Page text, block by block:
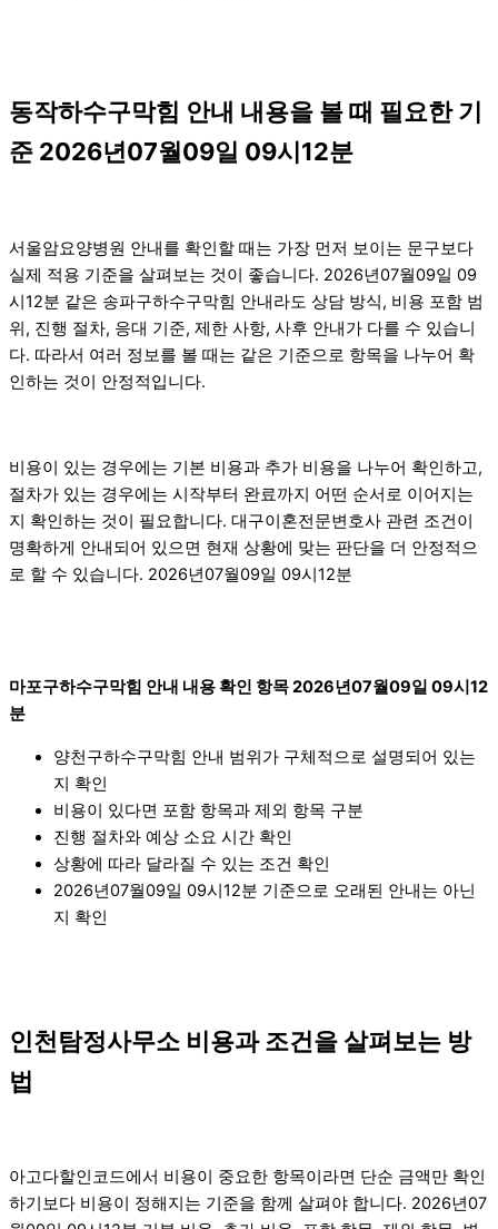
동작하수구막힘 안내 내용을 볼 때 필요한 기
준 2026년07월09일 09시12분
서울암요양병원 안내를 확인할 때는 가장 먼저 보이는 문구보다
실제 적용 기준을 살펴보는 것이 좋습니다. 2026년07월09일 09
시12분 같은 송파구하수구막힘 안내라도 상담 방식, 비용 포함 범
위, 진행 절차, 응대 기준, 제한 사항, 사후 안내가 다를 수 있습니
다. 따라서 여러 정보를 볼 때는 같은 기준으로 항목을 나누어 확
인하는 것이 안정적입니다.
비용이 있는 경우에는 기본 비용과 추가 비용을 나누어 확인하고,
절차가 있는 경우에는 시작부터 완료까지 어떤 순서로 이어지는
지 확인하는 것이 필요합니다. 대구이혼전문변호사 관련 조건이
명확하게 안내되어 있으면 현재 상황에 맞는 판단을 더 안정적으
로 할 수 있습니다. 2026년07월09일 09시12분
마포구하수구막힘 안내 내용 확인 항목 2026년07월09일 09시12
분
양천구하수구막힘 안내 범위가 구체적으로 설명되어 있는
지 확인
비용이 있다면 포함 항목과 제외 항목 구분
진행 절차와 예상 소요 시간 확인
상황에 따라 달라질 수 있는 조건 확인
2026년07월09일 09시12분 기준으로 오래된 안내는 아닌
지 확인
인천탐정사무소 비용과 조건을 살펴보는 방
법
아고다할인코드에서 비용이 중요한 항목이라면 단순 금액만 확인
하기보다 비용이 정해지는 기준을 함께 살펴야 합니다. 2026년07